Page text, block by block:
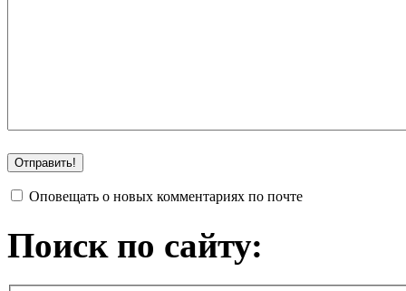
Оповещать о новых комментариях по почте
Поиск по сайту: